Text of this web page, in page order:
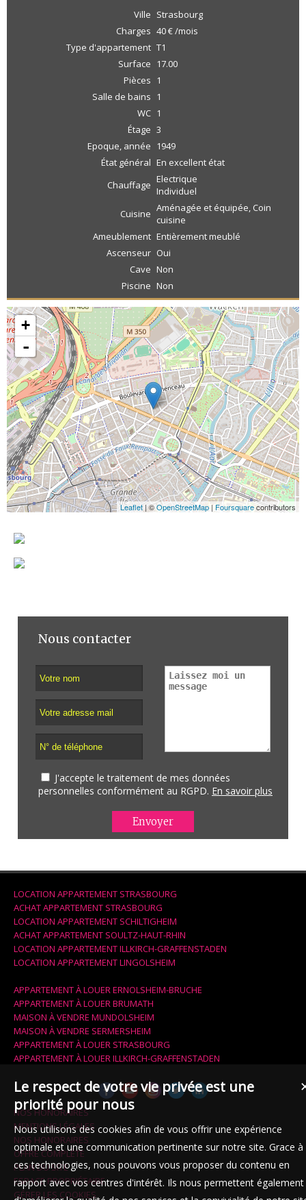
Ville Strasbourg
Charges 40 € /mois
Type d'appartement T1
Surface 17.00
Pièces 1
Salle de bains 1
WC 1
Étage 3
Epoque, année 1949
État général En excellent état
Chauffage Electrique
Individuel
Cuisine Aménagée et équipée, Coin
cuisine
Ameublement Entièrement meublé
Ascenseur Oui
Cave Non
Piscine Non
+
-
Leaflet | ©OpenStreetMap | Foursquarecontributors
Nous contacter
J'accepte le traitement de mes données
personnelles conformément au RGPD. En savoir plus
LOCATION APPARTEMENT STRASBOURG
ACHAT APPARTEMENT STRASBOURG
LOCATION APPARTEMENT SCHILTIGHEIM
ACHAT APPARTEMENT SOULTZ-HAUT-RHIN
LOCATION APPARTEMENT ILLKIRCH-GRAFFENSTADEN
LOCATION APPARTEMENT LINGOLSHEIM
APPARTEMENT À LOUER ERNOLSHEIM-BRUCHE
APPARTEMENT À LOUER BRUMATH
MAISON À VENDRE MUNDOLSHEIM
MAISON À VENDRE SERMERSHEIM
APPARTEMENT À LOUER STRASBOURG
APPARTEMENT À LOUER ILLKIRCH-GRAFFENSTADEN
NOS HONORAIRES
MENTIONS LÉGALES
NOS HONORAIRES
OFFRE COMPLÈTE
PLAN DU SITE
ESPACE PROPRIÉTAIRE
GÉRER LES COOKIES
Le respect de votre vie privée est une
priorité pour nous
Nous utilisons des cookies afin de vous offrir une expérience
optimale et une communication pertinente sur notre site. Grace à
ces technologies, nous pouvons vous proposer du contenu en
rapport avec vos centres d'intérêt. Ils nous permettent également